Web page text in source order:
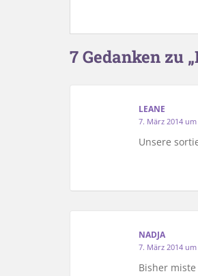
7 Gedanken zu
LEANE
7. März 2014
Unsere
NADJA
7. März 2014
Bisher